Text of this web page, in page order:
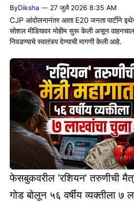
ByDiksha — 27 जुलै 2026 8:35 AM
CJP आंदोलनानंतर आता E20 जनता पार्टीने
सोशल मीडियावर मोहीम सुरू केली असून
निवडण्याचे स्वातंत्र्य देण्याची मागणी केली आहे.
फेसबुकवरील ‘रशियन’ तरुणीची
गोड बोलून ५६ वर्षीय व्यक्तीला ७